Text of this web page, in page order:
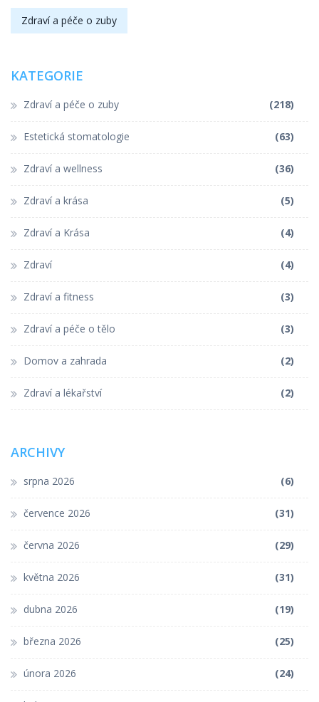
Zdraví a péče o zuby
KATEGORIE
Zdraví a péče o zuby (218)
Estetická stomatologie (63)
Zdraví a wellness (36)
Zdraví a krása (5)
Zdraví a Krása (4)
Zdraví (4)
Zdraví a fitness (3)
Zdraví a péče o tělo (3)
Domov a zahrada (2)
Zdraví a lékařství (2)
ARCHIVY
srpna 2026 (6)
července 2026 (31)
června 2026 (29)
května 2026 (31)
dubna 2026 (19)
března 2026 (25)
února 2026 (24)